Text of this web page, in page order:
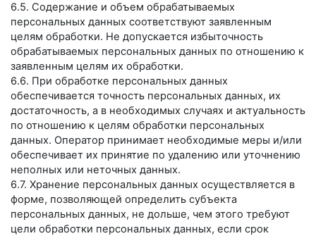
6.5. Содержание и объем обрабатываемых
персональных данных соответствуют заявленным
целям обработки. Не допускается избыточность
обрабатываемых персональных данных по отношению к
заявленным целям их обработки.
6.6. При обработке персональных данных
обеспечивается точность персональных данных, их
достаточность, а в необходимых случаях и актуальность
по отношению к целям обработки персональных
данных. Оператор принимает необходимые меры и/или
обеспечивает их принятие по удалению или уточнению
неполных или неточных данных.
6.7. Хранение персональных данных осуществляется в
форме, позволяющей определить субъекта
персональных данных, не дольше, чем этого требуют
цели обработки персональных данных, если срок